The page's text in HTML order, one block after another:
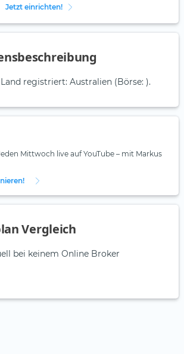
Jetzt einrichten!
registriert: Australien (Börse: ).
Mittwoch live auf YouTube – mit Markus
Vergleich
bei keinem Online Broker